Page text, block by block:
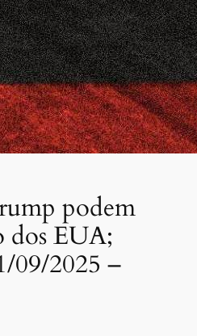
podem
dos EUA;
09/2025 –